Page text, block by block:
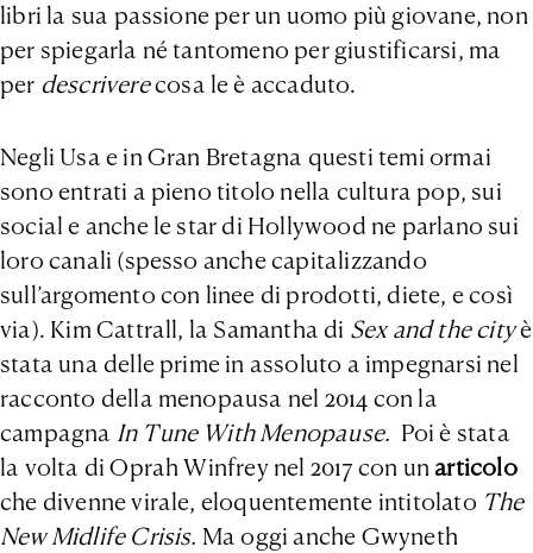
libri la sua passione per un uomo più giovane, non
per spiegarla né tantomeno per giustificarsi, ma
per descriverecosa le è accaduto.
Negli Usa e in Gran Bretagna questi temi ormai
sono entrati a pieno titolo nella cultura pop, sui
social e anche le star di Hollywood ne parlano sui
loro canali (spesso anche capitalizzando
sull’argomento con linee di prodotti, diete, e così
via). Kim Cattrall, la Samantha di Sex and the cityè
stata una delle prime in assoluto a impegnarsi nel
racconto della menopausa nel 2014 con la
campagna In Tune With Menopause. Poi è stata
la volta di Oprah Winfrey nel 2017 con unarticolo
che divenne virale, eloquentemente intitolato The
New Midlife Crisis. Ma oggi anche Gwyneth